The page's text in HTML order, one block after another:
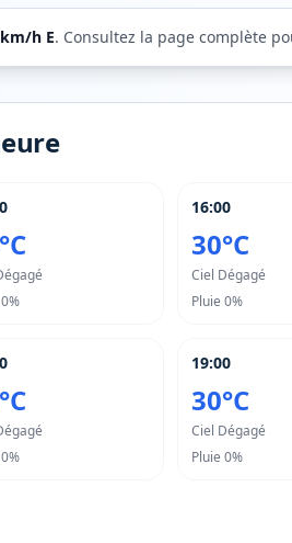
km/h E. Consultez la page complète
0%
16:00
30°C
Ciel Dégagé
Pluie 0%
0%
19:00
30°C
Ciel Dégagé
Pluie 0%